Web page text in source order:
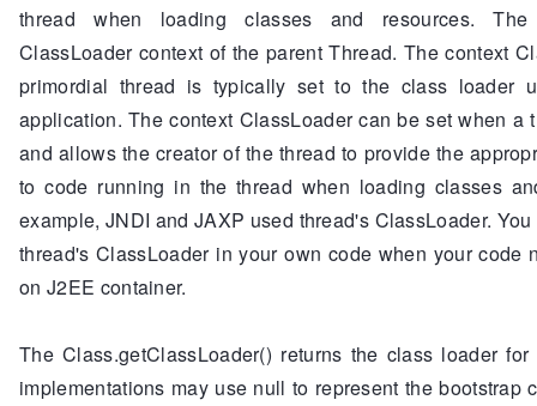
thread when loading classes and resources.
ClassLoader context of the parent Thread. The context
primordial thread is typically set to the class loader
application. The context ClassLoader can be set when a
and allows the creator of the thread to provide the
to code running in the thread when loading classes
example, JNDI and JAXP used thread's ClassLoader.
thread's ClassLoader in your own code when your code
on J2EE container.
The Class.getClassLoader() returns the class loader
implementations may use null to represent the bootstrap